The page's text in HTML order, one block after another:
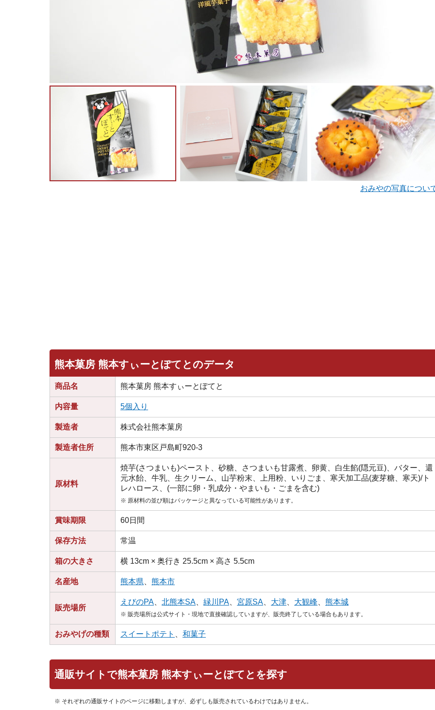
おみやの写真につい
熊本菓房 熊本すぃーとぽてとのデータ
商品名 熊本菓房 熊本すぃーとぽてと
内容量 5個入り
製造者 株式会社熊本菓房
製造者住所 熊本市東区戸島町920-3
原材料
焼芋(さつまいも)ペースト、砂糖、さつまいも甘露煮、卵黄、白生餡(隠元豆)、バター、還
元水飴、牛乳、生クリーム、山芋粉末、上用粉、いりごま、寒天加工品(麦芽糖、寒天)/ト
レハロース、(一部に卵・乳成分・やまいも・ごまを含む)
※ 原材料の並び順はパッケージと異なっている可能性があります。
賞味期限 60日間
保存方法 常温
箱の大きさ 横 13cm × 奥行き 25.5cm × 高さ 5.5cm
名産地 熊本県 熊本市
販売場所
えびのPA 北熊本SA 緑川PA 宮原SA 大津 大観峰 熊本城
※ 販売場所は公式サイト・現地で直接確認していますが、販売終了している場合もあります。
おみやげの種類 スイートポテト 和菓子
通販サイトで熊本菓房 熊本すぃーとぽてとを探す
※ それぞれの通販サイトのページに移動しますが、必ずしも販売されているわけではありません。